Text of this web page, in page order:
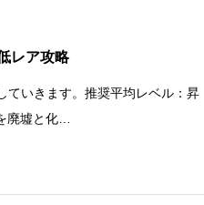
レア攻略
ていきます。推奨平均レベル：昇
廃墟と化…